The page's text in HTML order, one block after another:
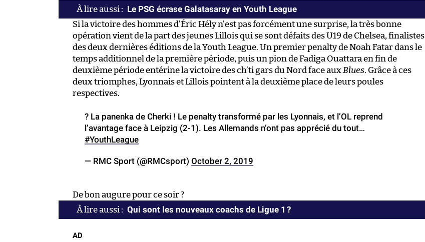
Le PSG écrase Galatasaray en Youth League
Si la victoire des hommes d’Éric Hély n’est pas forcément une surprise, la très bonne
opération vient de la part des jeunes Lillois qui se sont défaits des U19 de Chelsea, finalistes
des deux dernières éditions de la Youth League. Un premier penalty de Noah Fatar dans le
temps additionnel de la première période, puis un pion de Fadiga Ouattara en fin de
deuxième période entérine la victoire des ch’ti gars du Nord face aux Blues. Grâce à ces
deux triomphes, Lyonnais et Lillois pointent à la deuxième place de leurs poules
respectives.
? La panenka de Cherki ! Le penalty transformé par les Lyonnais, et l’OL reprend
l’avantage face à Leipzig (2-1). Les Allemands n’ont pas apprécié du tout…
#YouthLeague
— RMC Sport (@RMCsport) October 2, 2019
De bon augure pour ce soir ?
Qui sont les nouveaux coachs de Ligue 1 ?
AD